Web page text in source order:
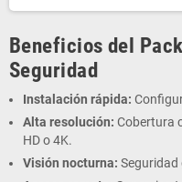
Beneficios del
Seguridad
Instalación rápida:
Alta resolución: Cobertura
HD o 4K.
Visión nocturna: Seguridad